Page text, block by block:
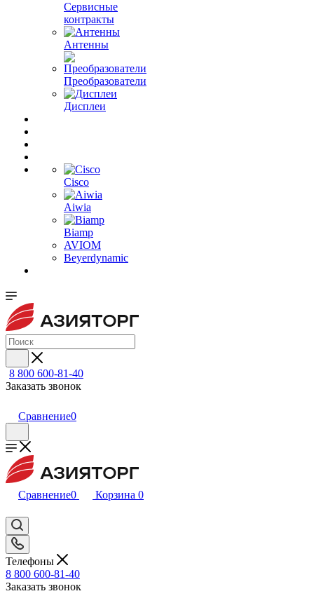
Сервисные
контракты
Антенны
Преобразователи
Дисплеи
Cisco
Aiwia
Biamp
AVIOM
Beyerdynamic
8 800 600-81-40
Заказать звонок
Сравнение0
Сравнение0 Корзина 0
Телефоны
8 800 600-81-40
Заказать звонок